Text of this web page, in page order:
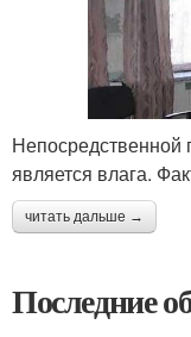
Непосредственной
является влага.
читать дальше →
Последние